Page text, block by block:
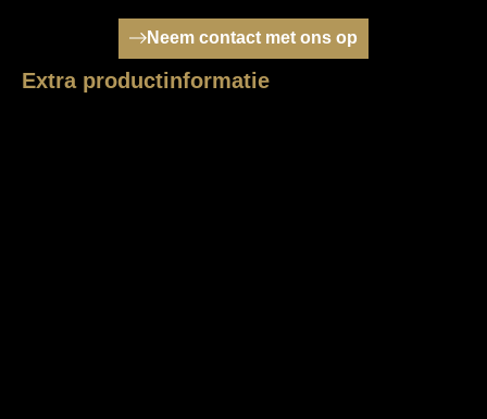
Neem contact met ons op
Extra productinformatie